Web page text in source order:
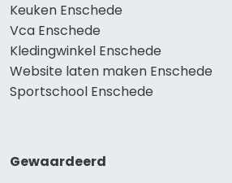
Keuken Enschede
Vca Enschede
Kledingwinkel Enschede
Website laten maken Enschede
Sportschool Enschede
Gewaardeerd